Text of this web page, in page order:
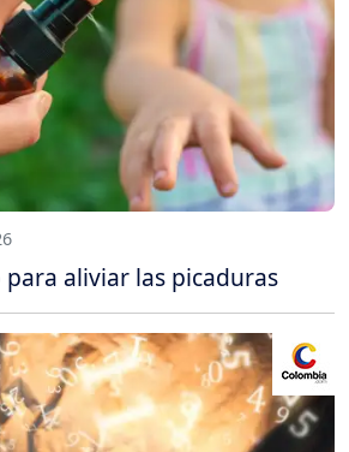
para aliviar las picaduras